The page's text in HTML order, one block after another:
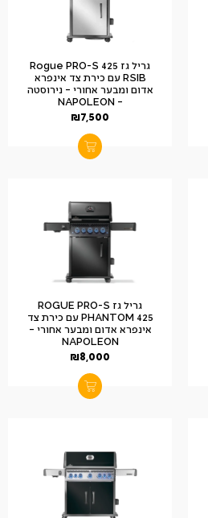
גריל גז Rogue PRO-S 425
RSIB עם כירת צד אינפרא
אדום ומבער אחורי – נירוסטה
– NAPOLEON
₪7,500
גריל גז ROGUE PRO-S
PHANTOM 425 עם כירת צד
אינפרא אדום ומבער אחורי –
NAPOLEON
₪8,000